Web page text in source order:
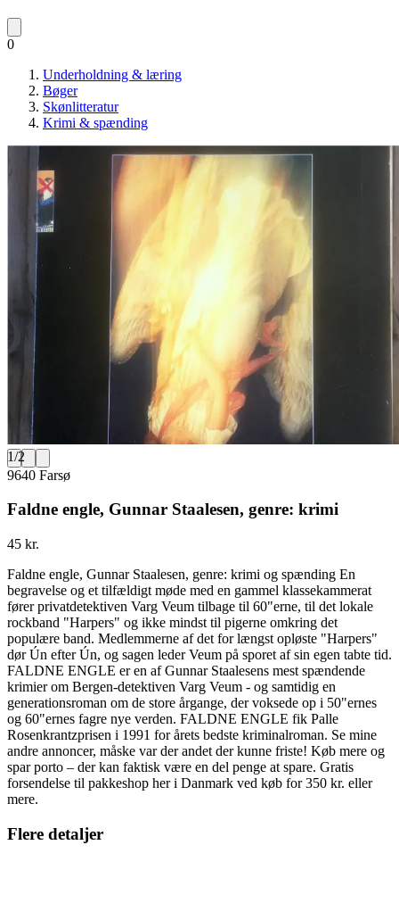
0
Underholdning & læring
Bøger
Skønlitteratur
Krimi & spænding
1/2
9640 Farsø
Faldne engle, Gunnar Staalesen, genre: krimi
45 kr.
Faldne engle, Gunnar Staalesen, genre: krimi og spænding En
begravelse og et tilfældigt møde med en gammel klassekammerat
fører privatdetektiven Varg Veum tilbage til 60"erne, til det lokale
rockband "Harpers" og ikke mindst til pigerne omkring det
populære band. Medlemmerne af det for længst opløste "Harpers"
dør Ún efter Ún, og sagen leder Veum på sporet af sin egen tabte tid.
FALDNE ENGLE er en af Gunnar Staalesens mest spændende
krimier om Bergen-detektiven Varg Veum - og samtidig en
generationsroman om de store årgange, der voksede op i 50"ernes
og 60"ernes fagre nye verden. FALDNE ENGLE fik Palle
Rosenkrantzprisen i 1991 for årets bedste kriminalroman. Se mine
andre annoncer, måske var der andet der kunne friste! Køb mere og
spar porto – der kan faktisk være en del penge at spare. Gratis
forsendelse til pakkeshop her i Danmark ved køb for 350 kr. eller
mere.
Flere detaljer